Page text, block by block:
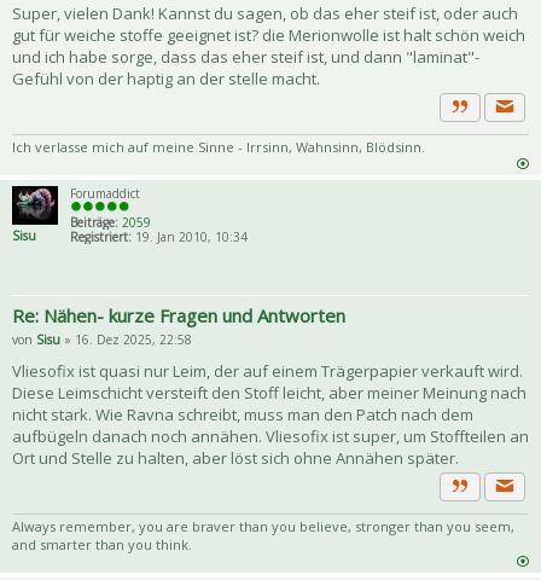
Super, vielen Dank! Kannst du sagen, ob das eher steif ist, oder auch
gut für weiche stoffe geeignet ist? die Merionwolle ist halt schön weich
und ich habe sorge, dass das eher steif ist, und dann "laminat"-
Gefühl von der haptig an der stelle macht.
Zitat
Ich verlasse mich auf meine Sinne - Irrsinn, Wahnsinn, Blödsinn.
Sisu
Forumaddict
Beiträge: 2059
Registriert:19. Jan 2010, 10:34
Re: Nähen- kurze Fragen und Antworten
von Sisu » 16. Dez 2025, 22:58
Vliesofix ist quasi nur Leim, der auf einem Trägerpapier verkauft wird.
Diese Leimschicht versteift den Stoff leicht, aber meiner Meinung nach
nicht stark. Wie Ravna schreibt, muss man den Patch nach dem
aufbügeln danach noch annähen. Vliesofix ist super, um Stoffteilen an
Ort und Stelle zu halten, aber löst sich ohne Annähen später.
Zitat
Always remember, you are braver than you believe, stronger than you seem,
and smarter than you think.